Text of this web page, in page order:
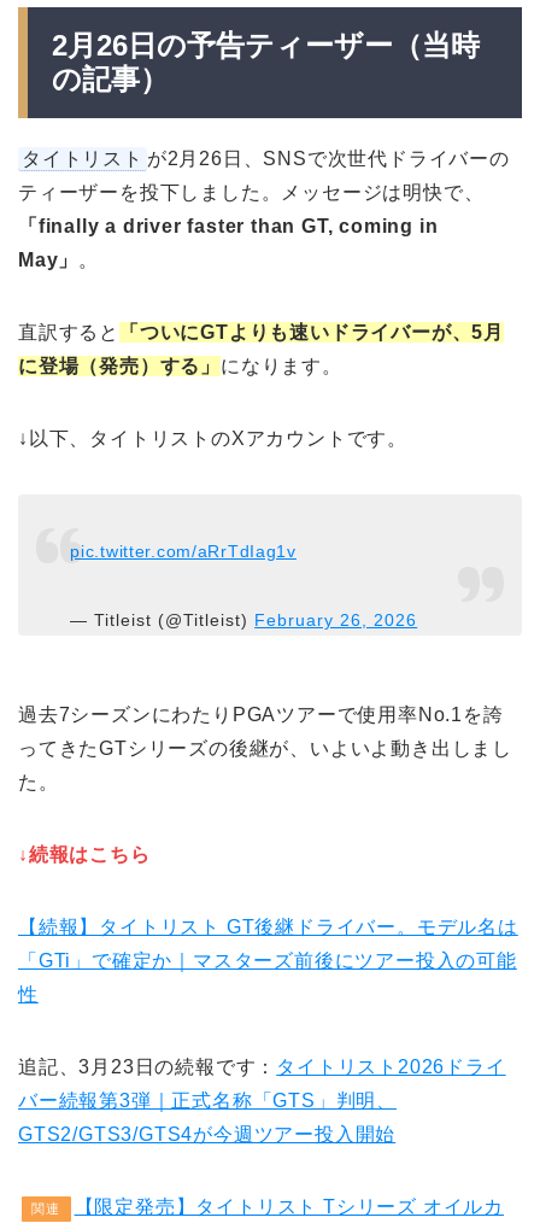
2月26日の予告ティーザー（当時
の記事）
タイトリスト が2月26日、SNSで次世代ドライバーの
ティーザーを投下しました。メッセージは明快で、
「finally a driver faster than GT, coming in
May」
。
直訳すると
「ついにGTよりも速いドライバーが、5月
に登場（発売）する」 になります。
↓以下、タイトリストのXアカウントです。
pic.twitter.com/aRrTdIag1v
— Titleist (@Titleist) February 26, 2026
過去7シーズンにわたりPGAツアーで使用率No.1を誇
ってきたGTシリーズの後継が、いよいよ動き出しまし
た。
↓続報はこちら
【続報】タイトリスト GT後継ドライバー。モデル名は
「GTi」で確定か｜マスターズ前後にツアー投入の可能
性
追記、3月23日の続報です： タイトリスト2026ドライ
バー続報第3弾｜正式名称「GTS」判明、
GTS2/GTS3/GTS4が今週ツアー投入開始
関連
【限定発売】タイトリスト Tシリーズ オイルカ